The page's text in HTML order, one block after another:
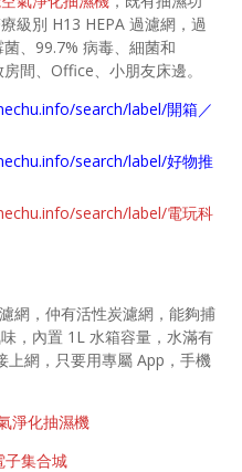
級別 H13 HEPA 過濾網，過
、99.7% 病毒、細菌和
間、Office、小朋友床邊。
search/label/開箱／
search/label/好物推
search/label/電玩科
網，仲有活性炭濾網，能夠捕
，內置 1L 水箱容量，水滿有
上網，只要用專屬 App，手機
淨化抽濕機
子集合城